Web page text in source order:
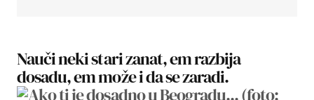
Nauči neki stari zanat, em razbija
dosadu, em može i da se zaradi.